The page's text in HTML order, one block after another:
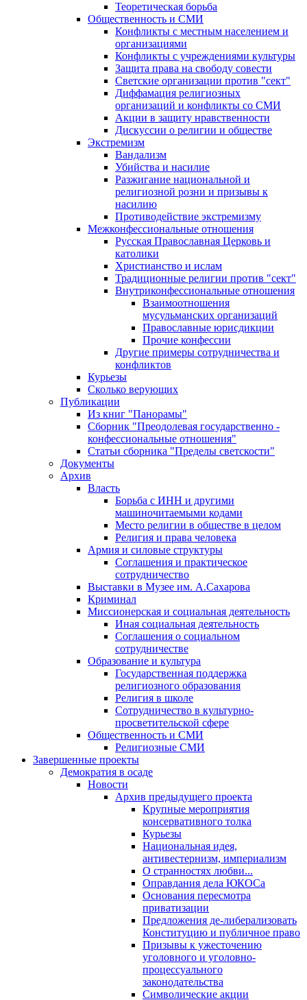
Теоретическая борьба
Общественность и СМИ
Конфликты с местным населением и
организациями
Конфликты с учреждениями культуры
Защита права на свободу совести
Светские организации против "сект"
Диффамация религиозных
организаций и конфликты со СМИ
Акции в защиту нравственности
Дискуссии о религии и обществе
Экстремизм
Вандализм
Убийства и насилие
Разжигание национальной и
религиозной розни и призывы к
насилию
Противодействие экстремизму
Межконфессиональные отношения
Русская Православная Церковь и
католики
Христианство и ислам
Традиционные религии против "сект"
Внутриконфессиональные отношения
Взаимоотношения
мусульманских организаций
Православные юрисдикции
Прочие конфессии
Другие примеры сотрудничества и
конфликтов
Курьезы
Сколько верующих
Публикации
Из книг "Панорамы"
Сборник "Преодолевая государственно -
конфессиональные отношения"
Статьи сборника "Пределы светскости"
Документы
Архив
Власть
Борьба с ИНН и другими
машиночитаемыми кодами
Место религии в обществе в целом
Религия и права человека
Армия и силовые структуры
Соглашения и практическое
сотрудничество
Выставки в Музее им. А.Сахарова
Криминал
Миссионерская и социальная деятельность
Иная социальная деятельность
Соглашения о социальном
сотрудничестве
Образование и культура
Государственная поддержка
религиозного образования
Религия в школе
Сотрудничество в культурно-
просветительской сфере
Общественность и СМИ
Религиозные СМИ
Завершенные проекты
Демократия в осаде
Новости
Архив предыдущего проекта
Крупные мероприятия
консервативного толка
Курьезы
Национальная идея,
антивестернизм, империализм
О странностях любви...
Оправдания дела ЮКОСа
Основания пересмотра
приватизации
Предложения де-либерализовать
Конституцию и публичное право
Призывы к ужесточению
уголовного и уголовно-
процессуального
законодательства
Символические акции